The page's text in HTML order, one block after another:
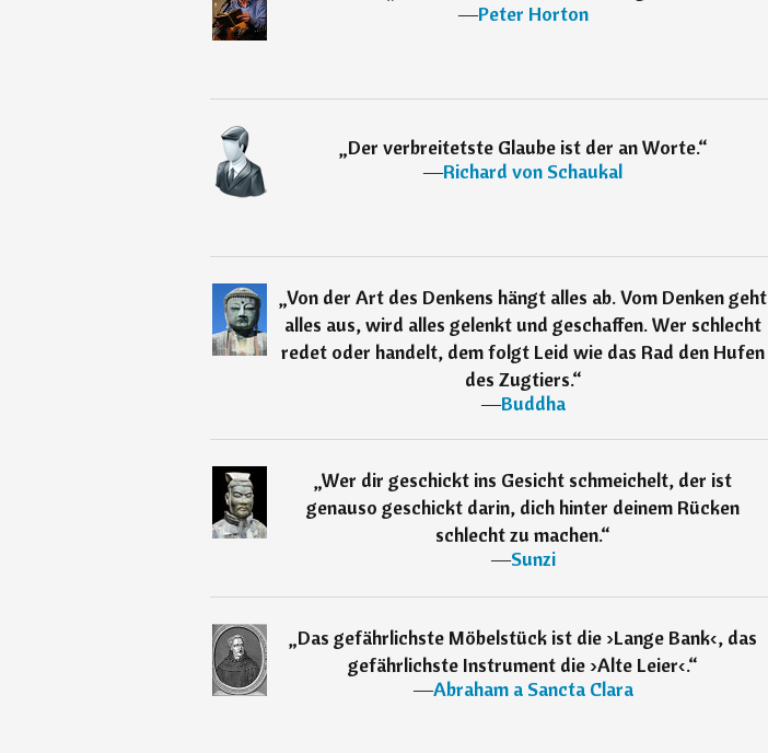
―Peter Horton
„Der verbreitetste Glaube ist der an Worte.“
―Richard von Schaukal
„Von der Art des Denkens hängt alles ab. Vom Denken geht
alles aus, wird alles gelenkt und geschaffen. Wer schlecht
redet oder handelt, dem folgt Leid wie das Rad den Hufen
des Zugtiers.“
―Buddha
„Wer dir geschickt ins Gesicht schmeichelt, der ist
genauso geschickt darin, dich hinter deinem Rücken
schlecht zu machen.“
―Sunzi
„Das gefährlichste Möbelstück ist die ›Lange Bank‹, das
gefährlichste Instrument die ›Alte Leier‹.“
―Abraham a Sancta Clara